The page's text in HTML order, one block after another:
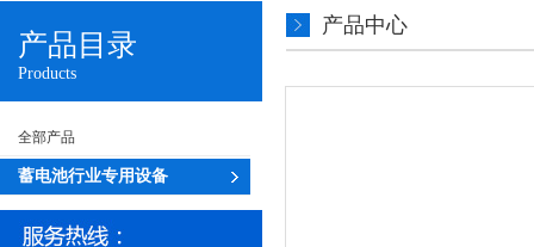
产品目录
Products
全部产品
蓄电池行业专用设备
产品中心